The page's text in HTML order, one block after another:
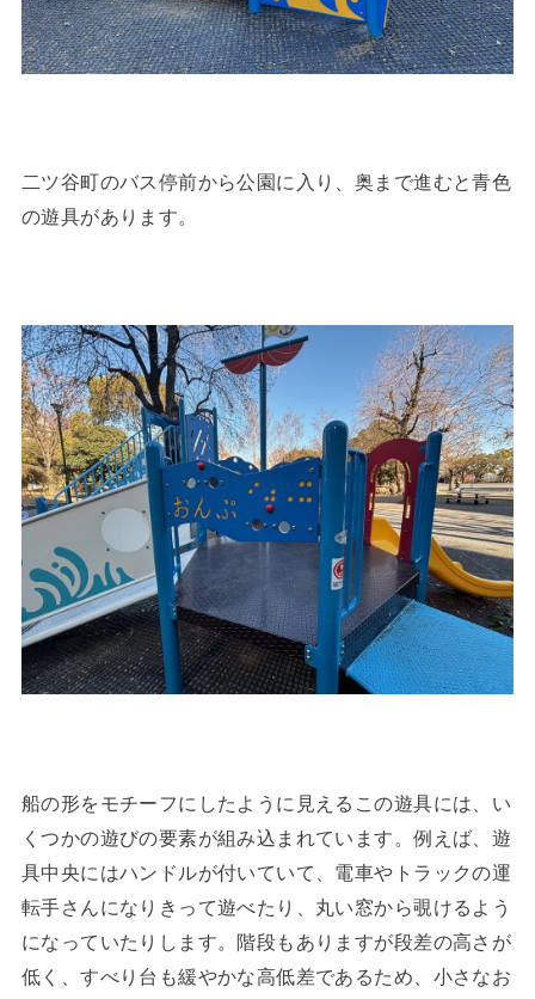
二ツ谷町のバス停前から公園に入り、奥まで進むと青色
の遊具があります。
船の形をモチーフにしたように見えるこの遊具には、い
くつかの遊びの要素が組み込まれています。例えば、遊
具中央にはハンドルが付いていて、電車やトラックの運
転手さんになりきって遊べたり、丸い窓から覗けるよう
になっていたりします。階段もありますが段差の高さが
低く、すべり台も緩やかな高低差であるため、小さなお